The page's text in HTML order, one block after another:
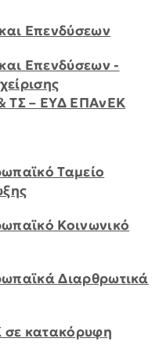
Επενδύσεων
Επενδύσεων -
ΤΣ – ΕΥΔ ΕΠΑνΕΚ
Ταμείο
Κοινωνικό
Διαρθρωτικά
σε κατακόρυφη